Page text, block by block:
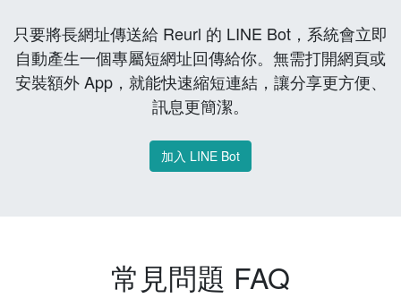
只要將長網址傳送給 Reurl 的 LINE Bot，系統會立即
自動產生一個專屬短網址回傳給你。無需打開網頁或
安裝額外 App，就能快速縮短連結，讓分享更方便、
訊息更簡潔。
加入 LINE Bot
常見問題 FAQ